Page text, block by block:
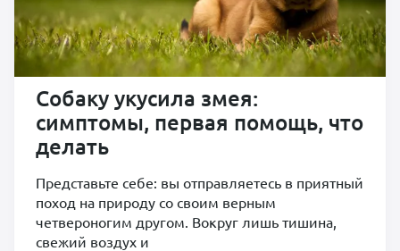
Собаку укусила змея:
симптомы, первая помощь, что
делать
Представьте себе: вы отправляетесь в приятный
поход на природу со своим верным
четвероногим другом. Вокруг лишь тишина,
свежий воздух и